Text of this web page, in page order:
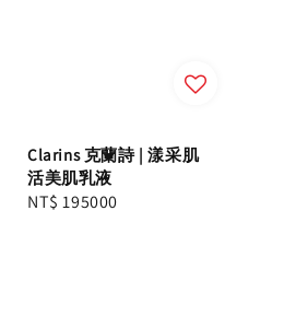
Clarins 克蘭詩 | 漾采肌
活美肌乳液
Regular
NT$ 195000